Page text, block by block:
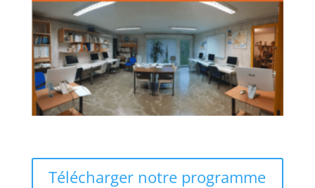
Télécharger notre programme